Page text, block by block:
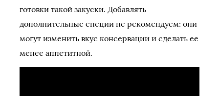
готовки такой закуски. Добавлять
дополнительные специи не рекомендуем: они
могут изменить вкус консервации и сделать ее
менее аппетитной.